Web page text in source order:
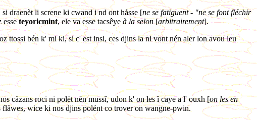
draenèt li screne ki cwand i nd ont håsse [ne se fatiguent - "ne se font fléchir
esseteyoricmint, ele va esse tacsêye à la selon[arbitrairement].
ttossi bén k' mi ki, si c' est insi, ces djins la ni vont nén aler lon avou leu
cåzans roci ni polèt nén mussî, udon k' on les î caye a l' ouxh [on les en
flåwes, wice ki nos djins polént co trover on wangne-pwin.